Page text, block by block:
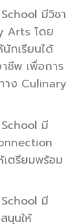
มีวิชา
Arts โดย
กเรียนได้
ชีพ เพื่อการ
าง Culinary
มี
เตรียมพร้อม
มี
นุนให้